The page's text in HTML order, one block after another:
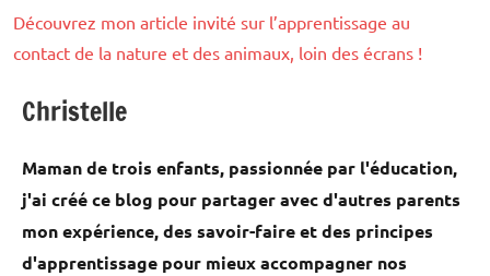
Découvrez mon article invité sur l’apprentissage au
contact de la nature et des animaux, loin des écrans !
Christelle
Maman de trois enfants, passionnée par l'éducation,
j'ai créé ce blog pour partager avec d'autres parents
mon expérience, des savoir-faire et des principes
d'apprentissage pour mieux accompagner nos